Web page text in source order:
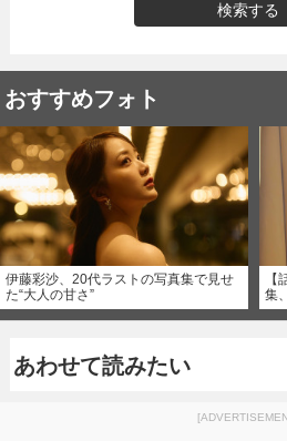
検索する
おすすめフォト
伊藤彩沙、20代ラストの写真集で見せ
た“大人の甘さ”
集
あわせて読みたい